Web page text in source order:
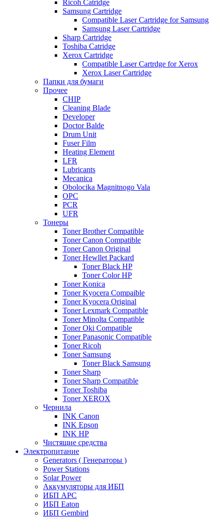
Ricoh Catridge
Samsung Cartridge
Compatible Laser Cartridge for Samsung
Samsung Laser Cartridge
Sharp Cartridge
Toshiba Catridge
Xerox Cartridge
Compatible Laser Cartrdge for Xerox
Xerox Laser Cartridge
Папки для бумаги
Прочее
CHIP
Cleaning Blade
Developer
Doctor Balde
Drum Unit
Fuser Film
Heating Element
LFR
Lubricants
Mecanica
Obolocika Magnitnogo Vala
OPC
PCR
UFR
Тонеры
Toner Brother Compatible
Toner Canon Compatible
Toner Canon Original
Toner Hewllet Packard
Toner Black HP
Toner Color HP
Toner Konica
Toner Kyocera Compaible
Toner Kyocera Original
Toner Lexmark Compatible
Toner Minolta Compatible
Toner Oki Compatible
Toner Panasonic Compatible
Toner Ricoh
Toner Samsung
Toner Black Samsung
Toner Sharp
Toner Sharp Compatible
Toner Toshiba
Toner XEROX
Чернила
INK Canon
INK Epson
INK HP
Чистящие средства
Электропитание
Generators ( Генераторы )
Power Stations
Solar Power
Аккумуляторы для ИБП
ИБП APC
ИБП Eaton
ИБП Gembird